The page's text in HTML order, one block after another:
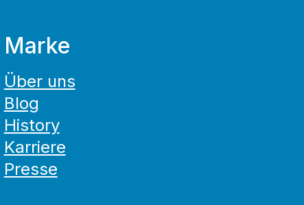
Marke
Über uns
Blog
History
Karriere
Presse